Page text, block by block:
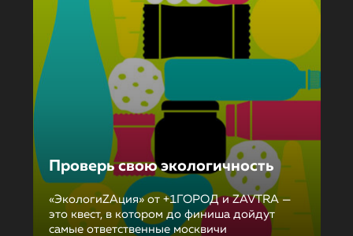
Проверь свою экологичность
«ЭкологиZAция» от +1ГОРОД и ZAVTRA —
это квест, в котором до финиша дойдут
самые ответственные москвичи